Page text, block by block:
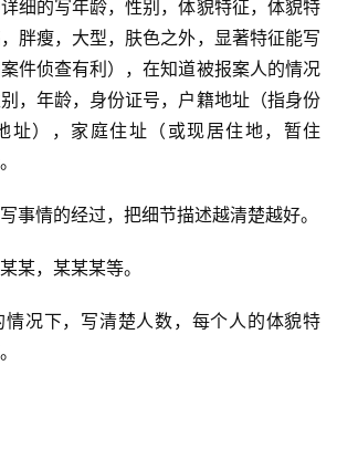
细的写年龄，性别，体貌特征，体貌特
胖瘦，大型，肤色之外，显著特征能写
件侦查有利），在知道被报案人的情况
，年龄，身份证号，户籍地址（指身份
址），家庭住址（或现居住地，暂住
事情的经过，把细节描述越清楚越好。
某，某某某等。
况下，写清楚人数，每个人的体貌特